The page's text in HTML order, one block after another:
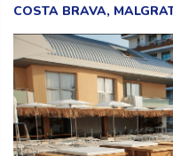
COSTA BRAVA,